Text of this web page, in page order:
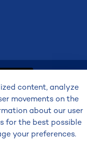
ústav
content, analyze
movements on the
about our user
for the best possible
your preferences.